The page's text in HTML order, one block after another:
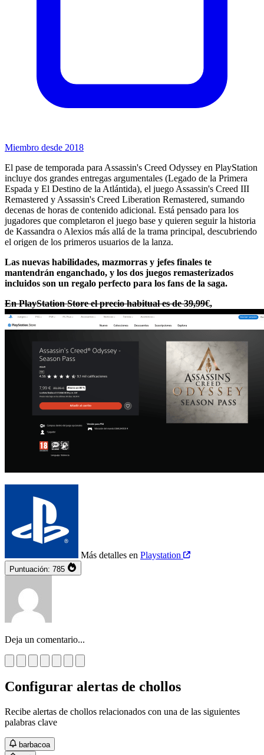
Miembro desde 2018
El pase de temporada para Assassin's Creed Odyssey en PlayStation
incluye dos grandes entregas argumentales (Legado de la Primera
Espada y El Destino de la Atlántida), el juego Assassin's Creed III
Remastered y Assassin's Creed Liberation Remastered, sumando
decenas de horas de contenido adicional. Está pensado para los
jugadores que completaron el juego base y quieren seguir la historia
de Kassandra o Alexios más allá de la trama principal, descubriendo
el origen de los primeros usuarios de la lanza.
Las nuevas habilidades, mazmorras y jefes finales te
mantendrán enganchado, y los dos juegos remasterizados
incluidos son un regalo perfecto para los fans de la saga.
En PlayStation Store el precio habitual es de 39,99€,
Más detalles en Playstation
Puntuación: 785
Deja un comentario...
Configurar alertas de chollos
Recibe alertas de chollos relacionados con una de las siguientes
palabras clave
barbacoa